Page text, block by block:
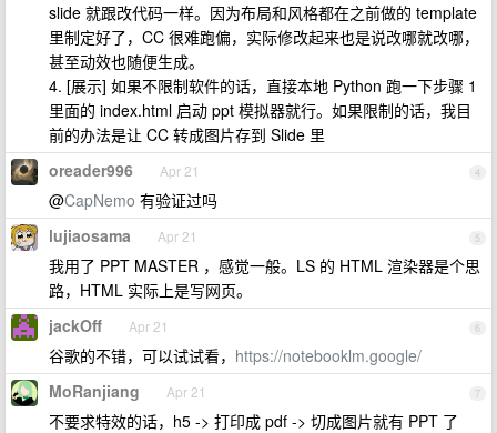
slide 就跟改代码一样。因为布局和风格都在之前做的 template
里制定好了，CC 很难跑偏，实际修改起来也是说改哪就改哪，
甚至动效也随便生成。
4. [展示] 如果不限制软件的话，直接本地 Python 跑一下步骤 1
里面的 index.html 启动 ppt 模拟器就行。如果限制的话，我目
前的办法是让 CC 转成图片存到 Slide 里
4
oreader996 Apr 21
@CapNemo 有验证过吗
5
lujiaosama Apr 21
我用了 PPT MASTER ，感觉一般。LS 的 HTML 渲染器是个思
路，HTML 实际上是写网页。
6
jackOff Apr 21
谷歌的不错，可以试试看， https://notebooklm.google/
7
MoRanjiang Apr 21
不要求特效的话，h5 -> 打印成 pdf -> 切成图片就有 PPT 了